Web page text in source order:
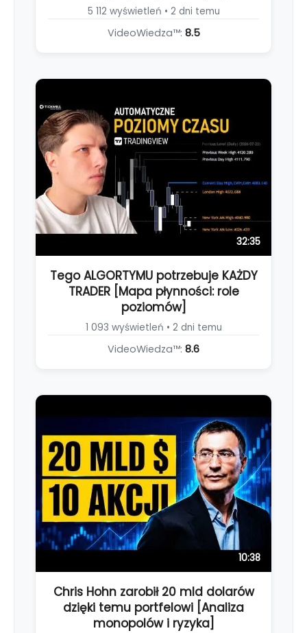
5 112 wyświetleń • 2 dni temu
VideoWiedza™: 8.5
32:35
Tego ALGORTYMU potrzebuje KAŻDY
TRADER [Mapa płynności: role
poziomów]
1 093 wyświetleń • 2 dni temu
VideoWiedza™: 8.6
10:38
Chris Hohn zarobił 20 mld dolarów
dzięki temu portfelowi [Analiza
monopolów i ryzyka]